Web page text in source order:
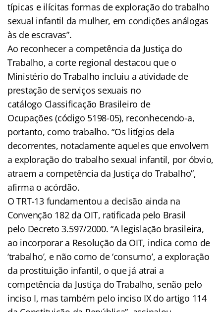
típicas e ilícitas formas de exploração do trabalho
sexual infantil da mulher, em condições análogas
às de escravas”.
Ao reconhecer a competência da Justiça do
Trabalho, a corte regional destacou que o
Ministério do Trabalho incluiu a atividade de
prestação de serviços sexuais no
catálogo Classificação Brasileiro de
Ocupações (código 5198-05), reconhecendo-a,
portanto, como trabalho. “Os litígios dela
decorrentes, notadamente aqueles que envolvem
a exploração do trabalho sexual infantil, por óbvio,
atraem a competência da Justiça do Trabalho”,
afirma o acórdão.
O TRT-13 fundamentou a decisão ainda na
Convenção 182 da OIT, ratificada pelo Brasil
pelo Decreto 3.597/2000. “A legislação brasileira,
ao incorporar a Resolução da OIT, indica como de
‘trabalho’, e não como de ‘consumo’, a exploração
da prostituição infantil, o que já atrai a
competência da Justiça do Trabalho, senão pelo
inciso I, mas também pelo inciso IX do artigo 114